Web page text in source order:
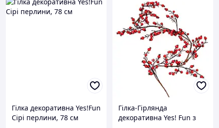
Гілка декоративна Yes!Fun
Сірі перлини, 78 см
Гілка-Гірлянда
декоративна Yes! Fun з